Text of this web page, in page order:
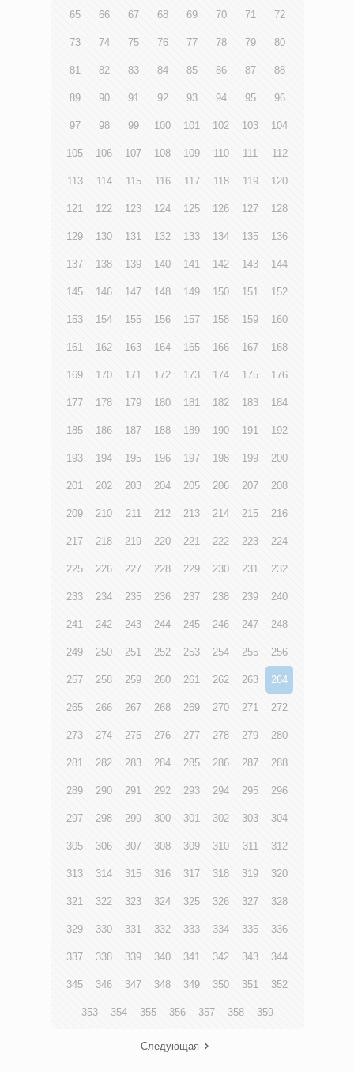
65 66 67 68 69 70 71 72
73 74 75 76 77 78 79 80
81 82 83 84 85 86 87 88
89 90 91 92 93 94 95 96
97 98 99 100 101 102 103 104
105 106 107 108 109 110 111 112
113 114 115 116 117 118 119 120
121 122 123 124 125 126 127 128
129 130 131 132 133 134 135 136
137 138 139 140 141 142 143 144
145 146 147 148 149 150 151 152
153 154 155 156 157 158 159 160
161 162 163 164 165 166 167 168
169 170 171 172 173 174 175 176
177 178 179 180 181 182 183 184
185 186 187 188 189 190 191 192
193 194 195 196 197 198 199 200
201 202 203 204 205 206 207 208
209 210 211 212 213 214 215 216
217 218 219 220 221 222 223 224
225 226 227 228 229 230 231 232
233 234 235 236 237 238 239 240
241 242 243 244 245 246 247 248
249 250 251 252 253 254 255 256
257 258 259 260 261 262 263 264
265 266 267 268 269 270 271 272
273 274 275 276 277 278 279 280
281 282 283 284 285 286 287 288
289 290 291 292 293 294 295 296
297 298 299 300 301 302 303 304
305 306 307 308 309 310 311 312
313 314 315 316 317 318 319 320
321 322 323 324 325 326 327 328
329 330 331 332 333 334 335 336
337 338 339 340 341 342 343 344
345 346 347 348 349 350 351 352
353 354 355 356 357 358 359
Следующая